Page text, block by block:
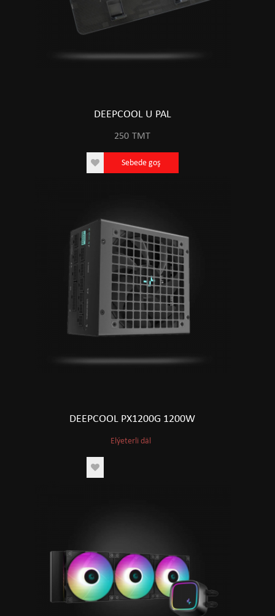
DEEPCOOL U PAL
250 TMT
Sebede goş
DEEPCOOL PX1200G 1200W
Elýeterli däl